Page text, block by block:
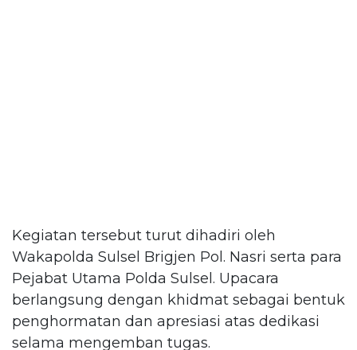
Kegiatan tersebut turut dihadiri oleh
Wakapolda Sulsel Brigjen Pol. Nasri serta para
Pejabat Utama Polda Sulsel. Upacara
berlangsung dengan khidmat sebagai bentuk
penghormatan dan apresiasi atas dedikasi
selama mengemban tugas.